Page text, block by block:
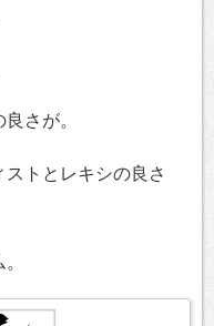
さが。
トとレキシの良さ